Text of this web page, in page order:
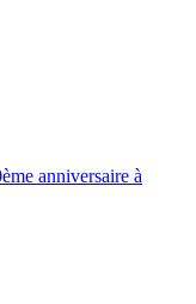
anniversaire à